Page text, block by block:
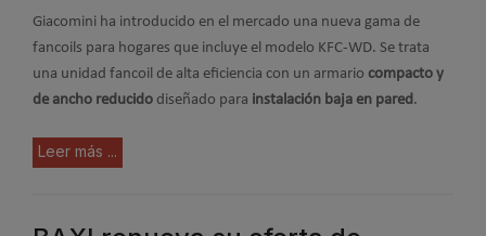
Giacomini ha introducido en el mercado una nueva gama de
fancoils para hogares que incluye el modelo KFC-WD. Se trata
una unidad fancoil de alta eficiencia con un armario compacto y
de ancho reducido diseñado para instalación baja en pared .
Leer más ...